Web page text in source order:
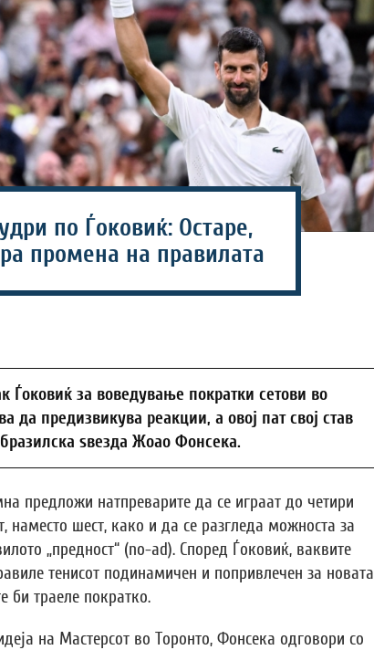
по Ѓоковиќ: Остаре,
промена на правилата
Ѓоковиќ за воведување пократки сетови во
да предизвикува реакции, а овој пат свој став
ѕвезда Жоао Фонсека.
предложи натпреварите да се играат до четири
наместо шест, како и да се разгледа можноста за
„предност“ (no-ad). Според Ѓоковиќ, ваквите
тенисот подинамичен и попривлечен за новата
би траеле пократко.
на Мастерсот во Торонто, Фонсека одговори со